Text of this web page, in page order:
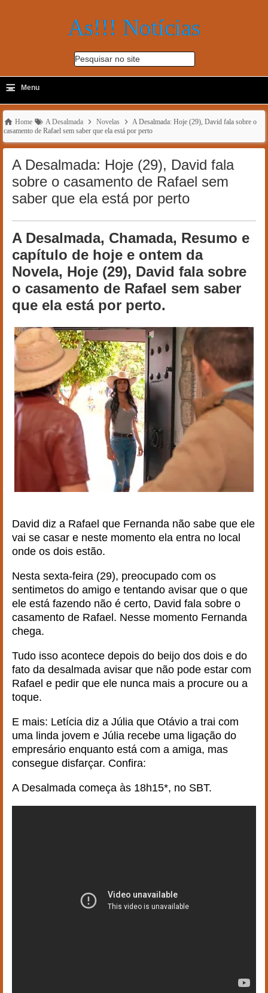
As!!! Notícias
Pesquisar no site
-
≡ Menu
Home A Desalmada Novelas
A Desalmada: Hoje (29), David fala sobre o
casamento de Rafael sem saber que ela está por perto
A Desalmada: Hoje (29), David fala
sobre o casamento de Rafael sem
saber que ela está por perto
A Desalmada, Chamada, Resumo e
capítulo de hoje e ontem da
Novela, Hoje (29), David fala sobre
o casamento de Rafael sem saber
que ela está por perto.
David diz a Rafael que Fernanda não sabe que ele
vai se casar e neste momento ela entra no local
onde os dois estão.
Nesta sexta-feira (29), preocupado com os
sentimetos do amigo e tentando avisar que o que
ele está fazendo não é certo, David fala sobre o
casamento de Rafael. Nesse momento Fernanda
chega.
Tudo isso acontece depois do beijo dos dois e do
fato da desalmada avisar que não pode estar com
Rafael e pedir que ele nunca mais a procure ou a
toque.
E mais: Letícia diz a Júlia que Otávio a trai com
uma linda jovem e Júlia recebe uma ligação do
empresário enquanto está com a amiga, mas
consegue disfarçar. Confira:
A Desalmada começa às 18h15*, no SBT.